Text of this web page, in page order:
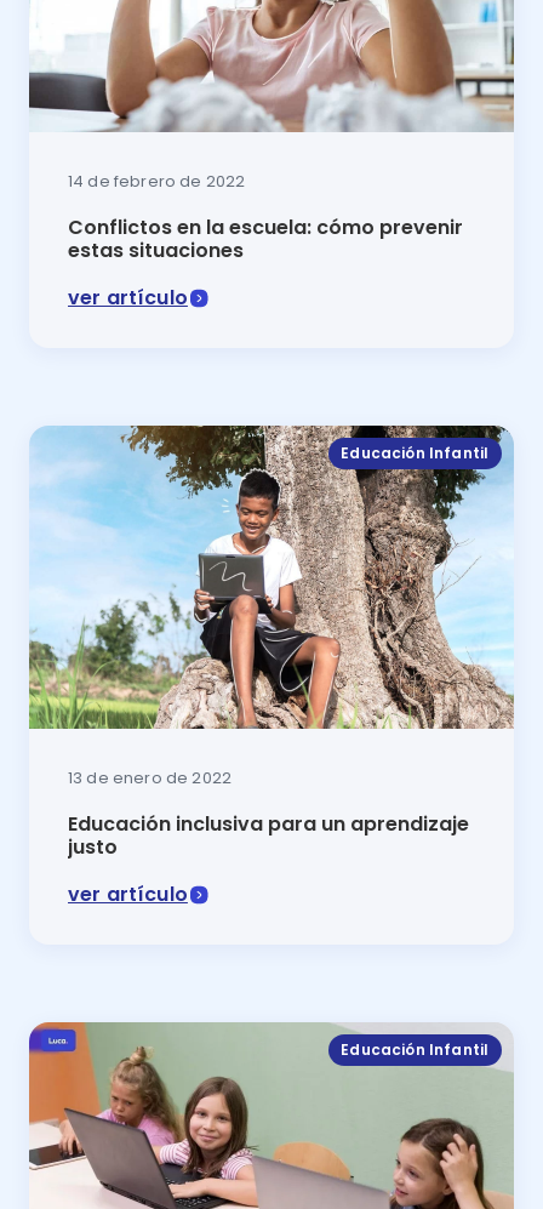
14 de febrero de 2022
Conflictos en la escuela: cómo prevenir
estas situaciones
ver artículo
Educación Infantil
13 de enero de 2022
Educación inclusiva para un aprendizaje
justo
ver artículo
Educación Infantil